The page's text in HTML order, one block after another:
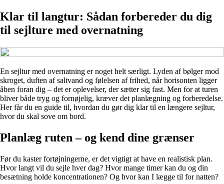
Klar til langtur: Sådan forbereder du dig
til sejlture med overnatning
En sejltur med overnatning er noget helt særligt. Lyden af bølger mod
skroget, duften af saltvand og følelsen af frihed, når horisonten ligger
åben foran dig – det er oplevelser, der sætter sig fast. Men for at turen
bliver både tryg og fornøjelig, kræver det planlægning og forberedelse.
Her får du en guide til, hvordan du gør dig klar til en længere sejltur,
hvor du skal sove om bord.
Planlæg ruten – og kend dine grænser
Før du kaster fortøjningerne, er det vigtigt at have en realistisk plan.
Hvor langt vil du sejle hver dag? Hvor mange timer kan du og din
besætning holde koncentrationen? Og hvor kan I lægge til for natten?